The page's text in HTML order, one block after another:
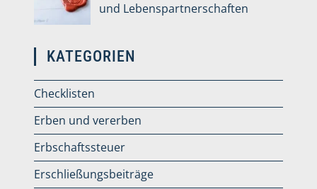
und Lebenspartnerschaften
KATEGORIEN
Checklisten
Erben und vererben
Erbschaftssteuer
Erschließungsbeiträge